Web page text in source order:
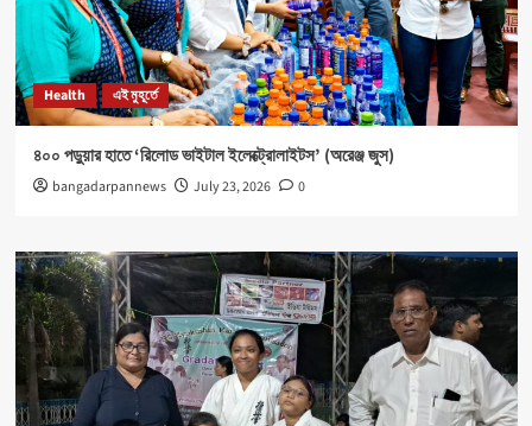
Health এই মুহূর্তে
৪০০ পড়ুয়ার হাতে ‘রিলোড ভাইটাল ইলেক্ট্রোলাইটস’ (অরেঞ্জ জুস)
bangadarpannews July 23, 2026 0